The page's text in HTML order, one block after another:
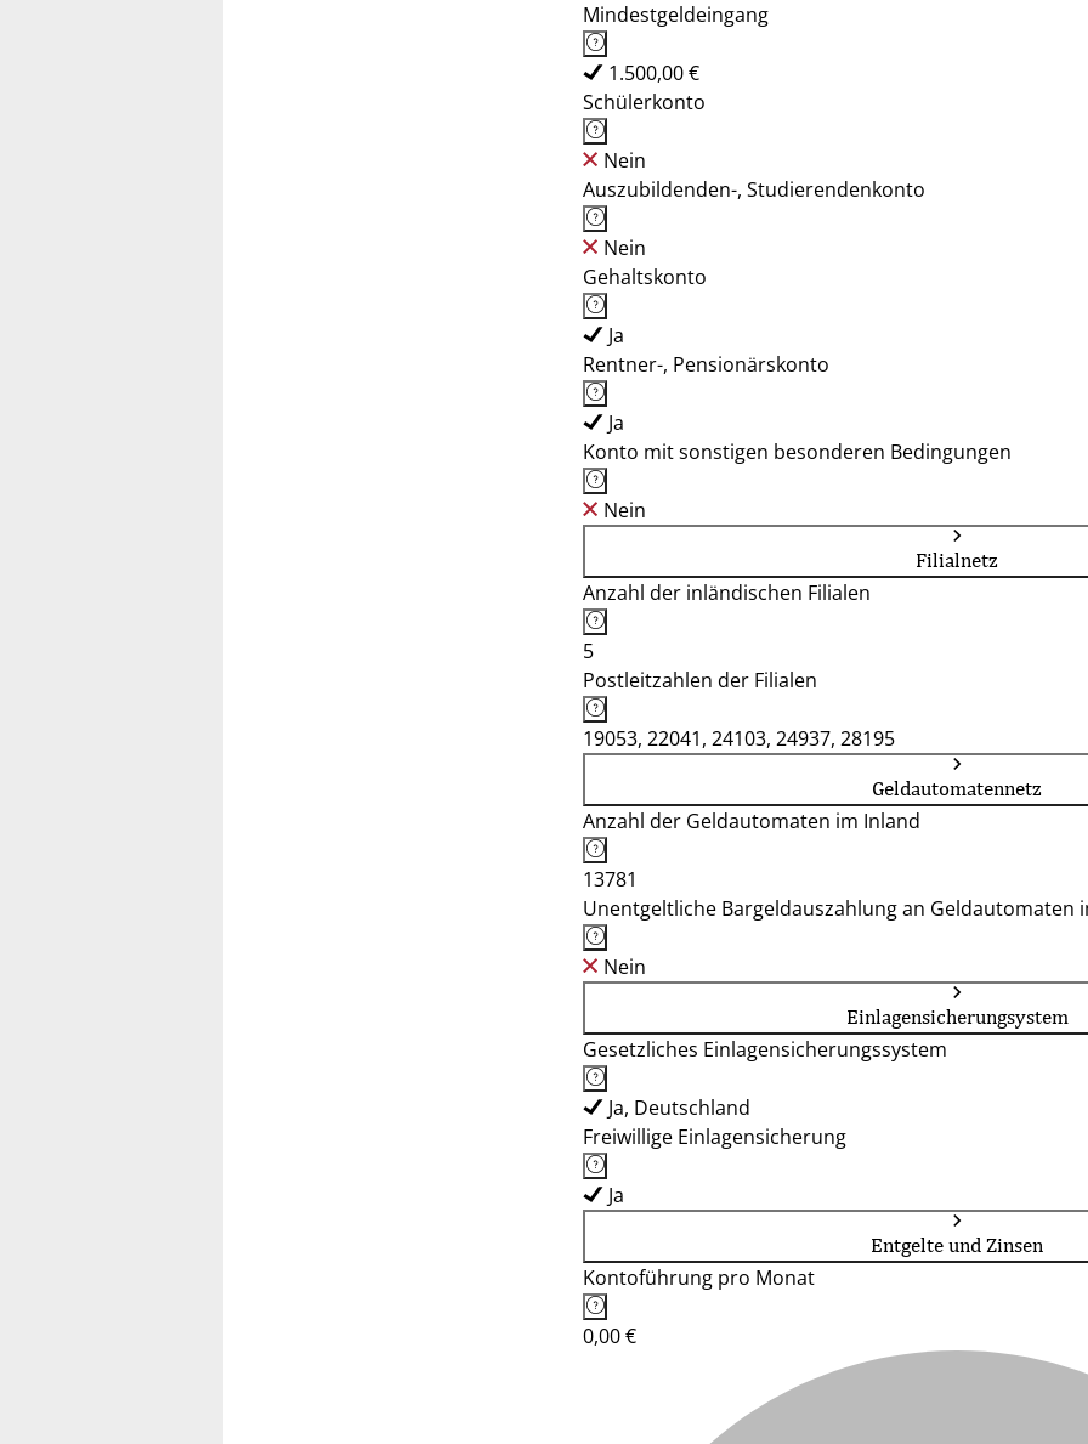
Mindestgeldeingang
1.500,00 €
Schülerkonto
Nein
Auszubildenden-, Studierendenkonto
Nein
Gehaltskonto
Ja
Rentner-, Pensionärskonto
Ja
Konto mit sonstigen besonderen Bedingungen
Nein
Filialnetz
Anzahl der inländischen Filialen
5
Postleitzahlen der Filialen
19053, 22041, 24103, 24937, 28195
Geldautomatennetz
Anzahl der Geldautomaten im Inland
13781
Unentgeltliche Bargeldauszahlung an Geldautomaten
Nein
Einlagensicherungsystem
Gesetzliches Einlagensicherungssystem
Ja, Deutschland
Freiwillige Einlagensicherung
Ja
Entgelte und Zinsen
Kontoführung pro Monat
0,00 €